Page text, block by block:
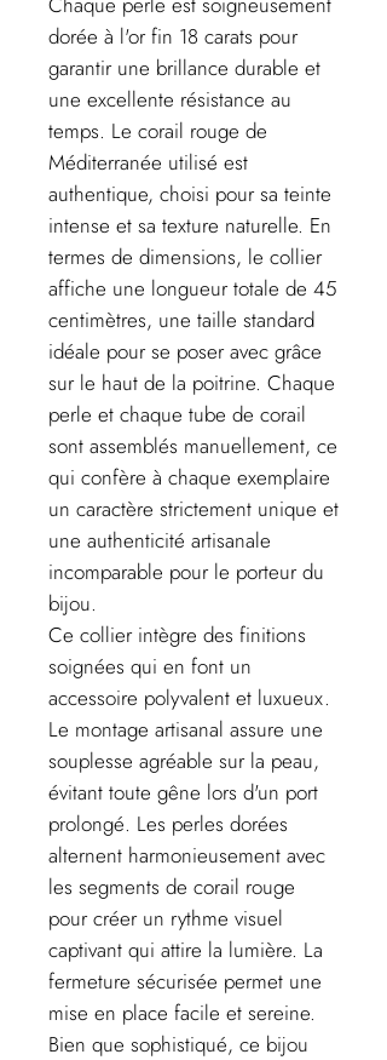
dorée à l'or fin 18 carats pour
garantir une brillance durable et
une excellente résistance au
temps. Le corail rouge de
Méditerranée utilisé est
authentique, choisi pour sa teinte
intense et sa texture naturelle. En
termes de dimensions, le collier
affiche une longueur totale de 45
centimètres, une taille standard
idéale pour se poser avec grâce
sur le haut de la poitrine. Chaque
perle et chaque tube de corail
sont assemblés manuellement, ce
qui confère à chaque exemplaire
un caractère strictement unique et
une authenticité artisanale
incomparable pour le porteur du
bijou.
Ce collier intègre des finitions
soignées qui en font un
accessoire polyvalent et luxueux.
Le montage artisanal assure une
souplesse agréable sur la peau,
évitant toute gêne lors d'un port
prolongé. Les perles dorées
alternent harmonieusement avec
les segments de corail rouge
pour créer un rythme visuel
captivant qui attire la lumière. La
fermeture sécurisée permet une
mise en place facile et sereine.
Bien que sophistiqué, ce bijou